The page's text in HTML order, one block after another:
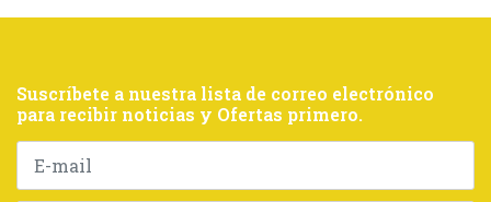
Suscríbete a nuestra lista de correo electrónico
para recibir noticias y Ofertas primero.